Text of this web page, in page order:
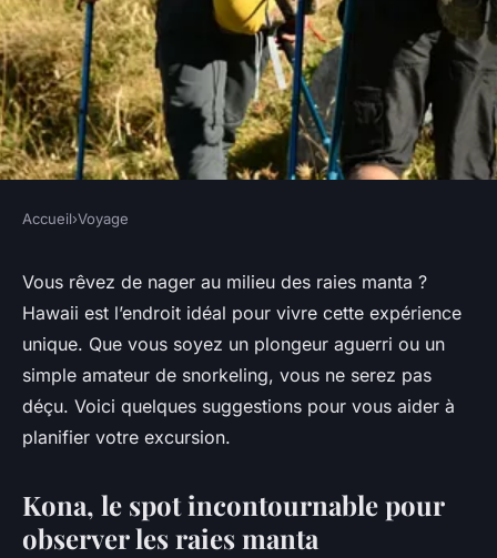
VOYAGE
Où pratiquer le snorkeling au
milieu des raies manta à
Hawaii ?
Noah• 9 octobre 2024• 6 min de lecture
Accueil›Voyage
Vous rêvez de nager au milieu des raies manta ?
Hawaii est l’endroit idéal pour vivre cette expérience
unique. Que vous soyez un plongeur aguerri ou un
simple amateur de snorkeling, vous ne serez pas
déçu. Voici quelques suggestions pour vous aider à
planifier votre excursion.
Kona, le spot incontournable pour
observer les raies manta